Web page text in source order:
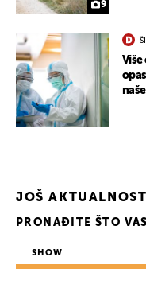
9
Više
JOŠ AKTUALNOSTI
PRONAĐITE ŠTO
SHOW